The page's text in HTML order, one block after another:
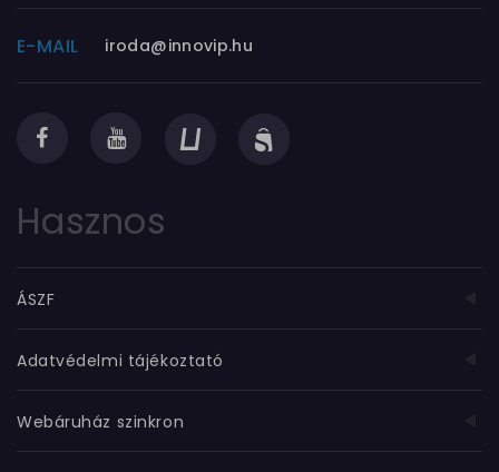
E-MAIL iroda@innovip.hu
Hasznos
ÁSZF
Adatvédelmi tájékoztató
Webáruház szinkron